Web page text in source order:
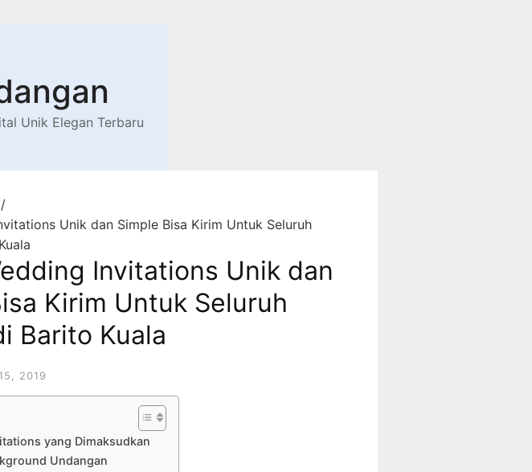
Unik Elegan Terbaru
Unik dan Simple Bisa Kirim Untuk Seluruh
Invitations Unik dan
Kirim Untuk Seluruh
Barito Kuala
2019
yang Dimaksudkan
Undangan